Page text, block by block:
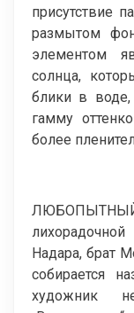
присутствие
размытом
элементом
солнца,
блики в
гамму
более
ЛЮБОПЫТНЫЙ
Надара, брат
собирается
художник